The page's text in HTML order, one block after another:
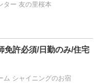
ター 友の里桜本
免許必須/日勤のみ/住宅
ム シャイニングのお宿